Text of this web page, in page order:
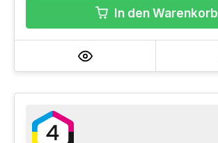
In den Warenkorb